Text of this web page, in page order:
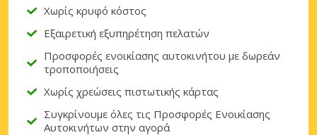
Χωρίς κρυφό κόστος
Εξαιρετική εξυπηρέτηση πελατών
Προσφορές ενοικίασης αυτοκινήτου με δωρεάν
τροποποιήσεις
Χωρίς χρεώσεις πιστωτικής κάρτας
Συγκρίνουμε όλες τις Προσφορές Ενοικίασης
Αυτοκινήτων στην αγορά